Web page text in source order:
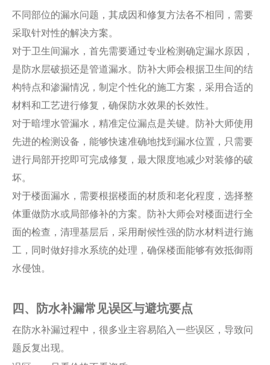
不同部位的漏水问题，其成因和修复方法各不相同，需要
采取针对性的解决方案。
对于卫生间漏水，首先需要通过专业检测确定漏水原因，
是防水层破损还是管道漏水。防补大师会根据卫生间的结
构特点和渗漏情况，制定个性化的施工方案，采用合适的
材料和工艺进行修复，确保防水效果的长效性。
对于暗埋水管漏水，精准定位漏点是关键。防补大师使用
先进的检测设备，能够快速准确地找到漏水位置，只需要
进行局部开挖即可完成修复，最大限度地减少对装修的破
坏。
对于楼面漏水，需要根据楼面的材质和老化程度，选择整
体重做防水或局部修补的方案。防补大师会对楼面进行全
面的检查，清理基层后，采用耐候性强的防水材料进行施
工，同时做好排水系统的处理，确保楼面能够有效抵御雨
水侵蚀。
四、防水补漏常见误区与避坑要点
在防水补漏过程中，很多业主容易陷入一些误区，导致问
题反复出现。